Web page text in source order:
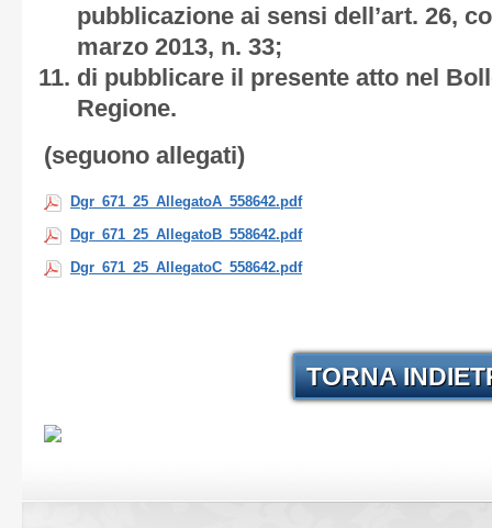
pubblicazione ai sensi dell’art. 26,
marzo 2013, n. 33;
di pubblicare il presente atto nel
Regione.
(seguono allegati)
Dgr_671_25_AllegatoA_558642.pdf
Dgr_671_25_AllegatoB_558642.pdf
Dgr_671_25_AllegatoC_558642.pdf
TORNA